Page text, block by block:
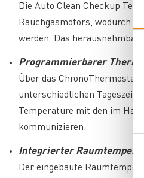
Die Auto Clean Checkup
Rauchgasmotors, wodurch
werden. Das
Programmierbarer
Über das ChronoThermostat
unterschiedlichen
Temperature mit den im
kommunizieren.
Integrierter
Der eingebaute